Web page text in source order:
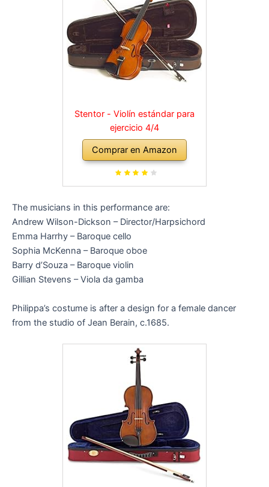
Stentor - Violín estándar para
ejercicio 4/4
Comprar en Amazon
The musicians in this performance are:
Andrew Wilson-Dickson – Director/Harpsichord
Emma Harrhy – Baroque cello
Sophia McKenna – Baroque oboe
Barry d’Souza – Baroque violin
Gillian Stevens – Viola da gamba
Philippa’s costume is after a design for a female dancer
from the studio of Jean Berain, c.1685.